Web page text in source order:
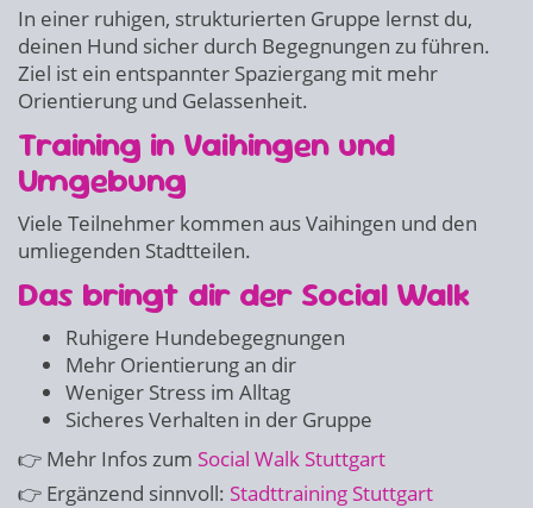
In einer ruhigen, strukturierten Gruppe lernst du,
deinen Hund sicher durch Begegnungen zu führen.
Ziel ist ein entspannter Spaziergang mit mehr
Orientierung und Gelassenheit.
Training in Vaihingen und
Umgebung
Viele Teilnehmer kommen aus Vaihingen und den
umliegenden Stadtteilen.
Das bringt dir der Social Walk
Ruhigere Hundebegegnungen
Mehr Orientierung an dir
Weniger Stress im Alltag
Sicheres Verhalten in der Gruppe
👉 Mehr Infos zum Social Walk Stuttgart
👉 Ergänzend sinnvoll: Stadttraining Stuttgart